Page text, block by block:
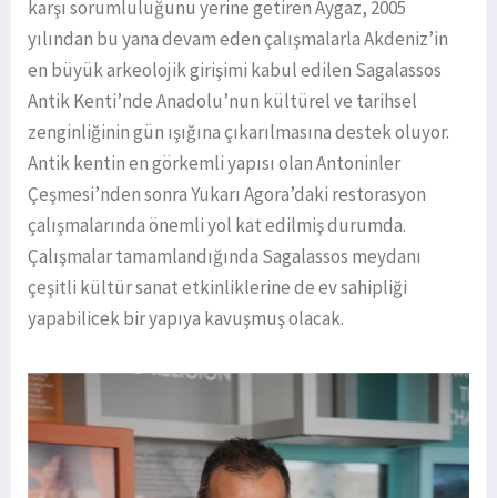
karşı sorumluluğunu yerine getiren Aygaz, 2005
yılından bu yana devam eden çalışmalarla Akdeniz’in
en büyük arkeolojik girişimi kabul edilen Sagalassos
Antik Kenti’nde Anadolu’nun kültürel ve tarihsel
zenginliğinin gün ışığına çıkarılmasına destek oluyor.
Antik kentin en görkemli yapısı olan Antoninler
Çeşmesi’nden sonra Yukarı Agora’daki restorasyon
çalışmalarında önemli yol kat edilmiş durumda.
Çalışmalar tamamlandığında Sagalassos meydanı
çeşitli kültür sanat etkinliklerine de ev sahipliği
yapabilicek bir yapıya kavuşmuş olacak.